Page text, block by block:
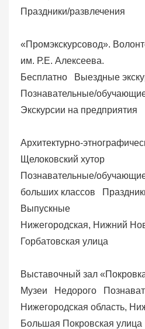
Праздники/развлечения
«Промэкскурсовод».
им. Р.Е. Алексеева.
Бесплатно
Выездные
Познавательные/
Экскурсии на предприятия
Архитектурно-
Щелоковский хутор
Познавательные/
больших классов
Выпускные
Нижегородская, Нижний
Горбатовская улица
Выставочный зал
Музеи
Недорого
Нижегородская область,
Большая Покровская улица